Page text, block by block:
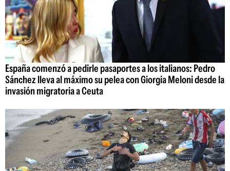
España comenzó a pedirle pasaportes a los italianos: Pedro
Sánchez lleva al máximo su pelea con Giorgia Meloni desde la
invasión migratoria a Ceuta